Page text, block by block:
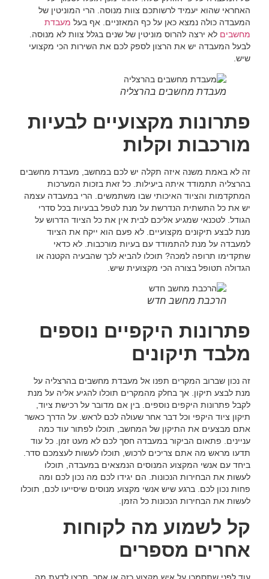
האחראי שהוא יעמיד לרשותכם צוות מנוסה. הרי המוניטין של
המעבדה כולה נמצא כאן על כף המאזניים. אף בעל מעבדת
מחשבים לא ירצה להרוס מוניטין של שנים בגלל צוות לא מנוסה.
לבעל המעבדה יש את הרצון לספק לכם את השירות הכי מקצועי
שיש.
מעבדת מחשבים בהרצליה
פתרונות מקצועיים לבעיות
מורכבות וקלות
זה לא באמת משנה איזה תקלה יש לכם במחשב, מעבדת מחשבים
בהרצליה תתמודד איתה ביעילות. כל זאת בזכות המערכות
המתקדמות והציוד האיכותי שבו משתמשים. הרי במעבדה עצמה
יש את כל התשתית הנדרשת על מנת לטפל בבעיות בכל סדרי
הגודל. לטכנאי שמגיע אליכם לבית אין את כל הציוד הדרוש על
מנת לבצע תיקונים מקצועיים. לא פעם הוא ייקח את הציוד
למעבדה על מנת להתמודד עם בעיות מורכבות. לא כדאי
שתקדימו תרופה למכה? תוכלו להביא לכך שהבעיה הקטנה או
הגדולה תטופל בצורה הכי מקצועית שיש.
הרכבת מחשב חדש
פתרונות היקפיים נוספים
מלבד תיקונים
זה נכון שברוב המקרים תפנו אל מעבדת מחשבים בהרצליה על
מנת לבצע תיקון. אך בחלק מהמקרים תוכלו להגיע אליה על מנת
לקבל פתרונות היקפים נוספים. בין אם מדובר על רכישת ציוד,
תיקון ציוד היקפי וכל דבר אחר שעולה לכם לראש. על הדרך כאשר
אתם מבצעים את התיקון של המחשב, תוכלו לפתור עוד כמה
עניינים. פתאום הביקור במעבדה חסך לכם לא מעט זמן. כל עוד
תדעו מראש מה אתם צריכים לרכוש, תוכלו לעשות לעצמכם סדר.
ביחד עם אנשי המקצוע המנוסים הנמצאים במעבדה, תוכלו
לעשות את הבחירות הנכונות. הם יגידו לכם מה נכון לכם ומה
פחות נכון לכם. ברגע שיש אנשי מקצוע מנוסים שיסייעו לכם, תוכלו
לעשות את הבחירות הנכונות כל הזמן.
קל לשמוע מה לקוחות
אחרים מספרים
עוד לפני שתסמכו על איש מקצוע כזה או אחר, תרצו לדעת מה